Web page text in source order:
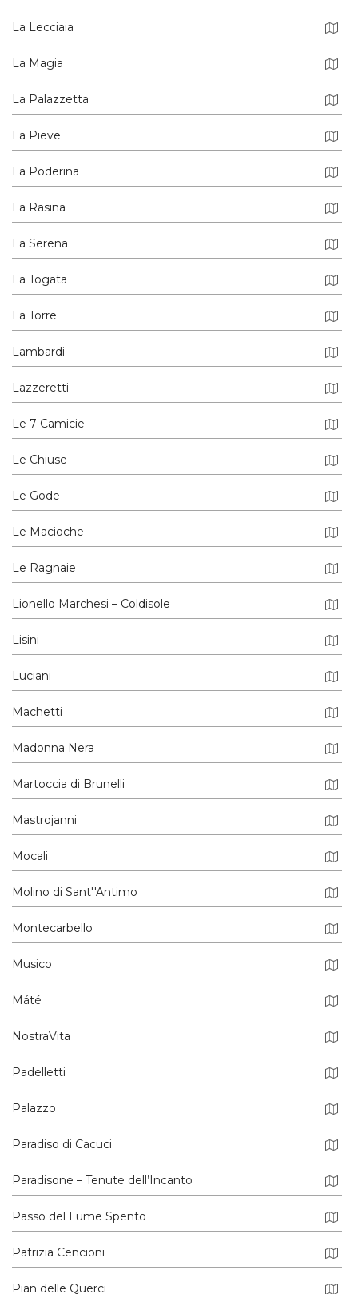
La Lecciaia
La Magia
La Palazzetta
La Pieve
La Poderina
La Rasina
La Serena
La Togata
La Torre
Lambardi
Lazzeretti
Le 7 Camicie
Le Chiuse
Le Gode
Le Macioche
Le Ragnaie
Lionello Marchesi – Coldisole
Lisini
Luciani
Machetti
Madonna Nera
Martoccia di Brunelli
Mastrojanni
Mocali
Molino di Sant''Antimo
Montecarbello
Musico
Máté
NostraVita
Padelletti
Palazzo
Paradiso di Cacuci
Paradisone – Tenute dell’Incanto
Passo del Lume Spento
Patrizia Cencioni
Pian delle Querci